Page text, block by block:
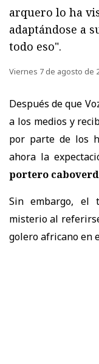
arquero lo ha
adaptándose a
todo eso".
Viernes 7 de agosto de
Después de que
a los medios y
por parte de los
ahora la
portero
Sin embargo, el
misterio al
golero africano en